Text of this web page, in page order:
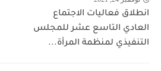
انطلاق فعاليات الاجتماع
العادي التاسع عشر للمجلس
التنفيذي لمنظمة المرأة...